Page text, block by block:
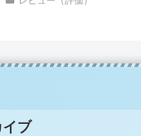
イブ